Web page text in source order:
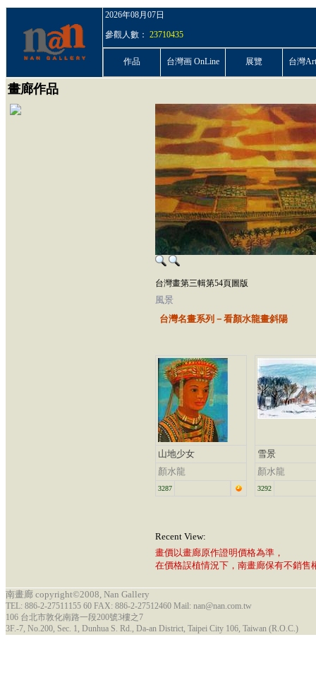
2026年08月07日
參觀人數： 23710435
作品 台灣画 OnLine 展覽 台灣
畫廊作品
台灣畫第三輯第54頁圖版
風景
台灣名畫系列－看顏水龍畫斜陽
山地少女
顏水龍
3287
雪景
顏水龍
3292
Recent View:
畫價以畫廊原作證明價格為準，
在價格誤植情況下，南畫廊保有不銷售
南畫廊 copyright©2008, Nan Gallery
TEL: 886-2-27511155 60 FAX: 886-2-27512460 Mail: nan@nan.com.tw
106 台北市敦化南路一段200號3樓之7
3F.-7, No.200, Sec. 1, Dunhua S. Rd., Da-an District, Taipei City 106, Taiwan (R.O.C.)